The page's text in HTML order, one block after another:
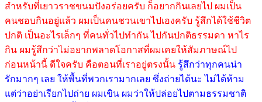
สำหรับที่เยาวราชขนมปังอร่อยครับ ก็อยากกินเลยไป ผมเป็น
คนชอบกินอยู่แล้ว ผมเป็นคนชวนเขาไปเองครับ รู้สึกได้ใช้ชีวิต
ปกติ เป็นอะไรเล็กๆ ที่คนทั่วไปทำกัน ไปกันปกติธรรมดา หาไร
กิน ผมรู้สึกว่าไม่อยากพลาดโอกาสที่ผมเคยให้สัมภาษณ์ไป
ก่อนหน้านี้ ดีใจครับ คือตอนที่เราอยู่ตรงนั้น รู้สึกว่าทุกคนน่า
รักมากๆ เลย ให้พื้นที่พวกเรามากเลย ซึ่งถ่ายได้นะ ไม่ได้ห้าม
แต่ว่าอย่าเรียกไปถ่าย ผมเขิน ผมว่าให้ปล่อยไปตามธรรมชาติ